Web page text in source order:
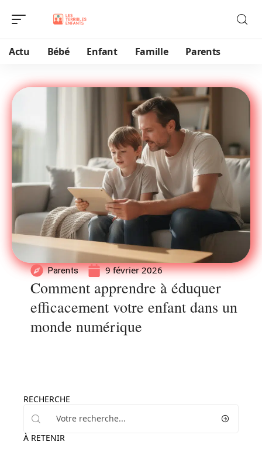
Actu Bébé Enfant Famille Parents
Parents 9 février 2026
Comment apprendre à éduquer
efficacement votre enfant dans un
monde numérique
RECHERCHE
À RETENIR